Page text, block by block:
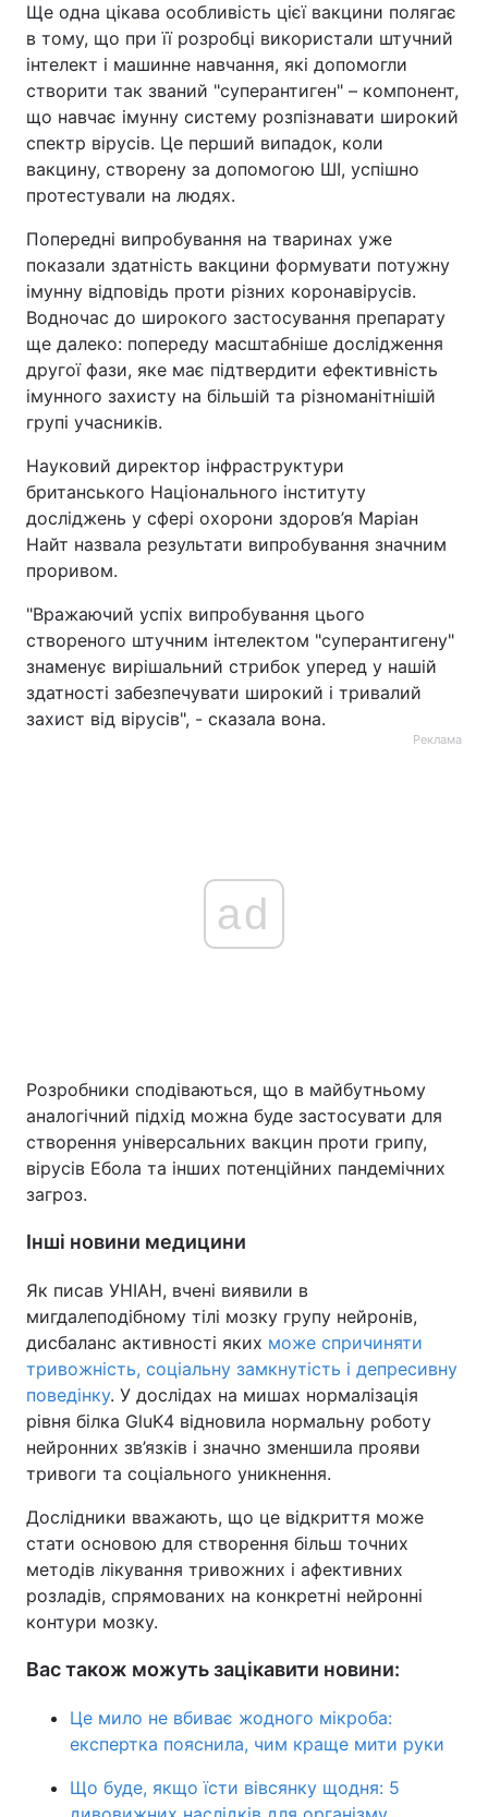
Ще одна цікава особливість цієї вакцини полягає
в тому, що при її розробці використали штучний
інтелект і машинне навчання, які допомогли
створити так званий "суперантиген" – компонент,
що навчає імунну систему розпізнавати широкий
спектр вірусів. Це перший випадок, коли
вакцину, створену за допомогою ШІ, успішно
протестували на людях.
Попередні випробування на тваринах уже
показали здатність вакцини формувати потужну
імунну відповідь проти різних коронавірусів.
Водночас до широкого застосування препарату
ще далеко: попереду масштабніше дослідження
другої фази, яке має підтвердити ефективність
імунного захисту на більшій та різноманітнішій
групі учасників.
Науковий директор інфраструктури
британського Національного інституту
досліджень у сфері охорони здоров’я Маріан
Найт назвала результати випробування значним
проривом.
"Вражаючий успіх випробування цього
створеного штучним інтелектом "суперантигену"
знаменує вирішальний стрибок уперед у нашій
здатності забезпечувати широкий і тривалий
захист від вірусів", - сказала вона.
Реклама
ad
Розробники сподіваються, що в майбутньому
аналогічний підхід можна буде застосувати для
створення універсальних вакцин проти грипу,
вірусів Ебола та інших потенційних пандемічних
загроз.
Інші новини медицини
Як писав УНІАН, вчені виявили в
мигдалеподібному тілі мозку групу нейронів,
дисбаланс активності яких може спричиняти
тривожність, соціальну замкнутість і депресивну
поведінку. У дослідах на мишах нормалізація
рівня білка GluK4 відновила нормальну роботу
нейронних зв’язків і значно зменшила прояви
тривоги та соціального уникнення.
Дослідники вважають, що це відкриття може
стати основою для створення більш точних
методів лікування тривожних і афективних
розладів, спрямованих на конкретні нейронні
контури мозку.
Вас також можуть зацікавити новини:
Це мило не вбиває жодного мікроба:
експертка пояснила, чим краще мити руки
Що буде, якщо їсти вівсянку щодня: 5